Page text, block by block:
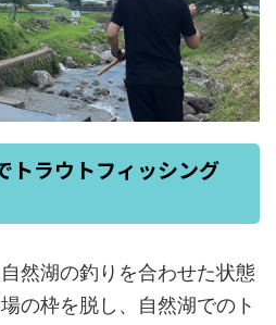
トラウトフィッシング
然湖の釣りを合わせた状態
の枠を脱し、自然湖でのト